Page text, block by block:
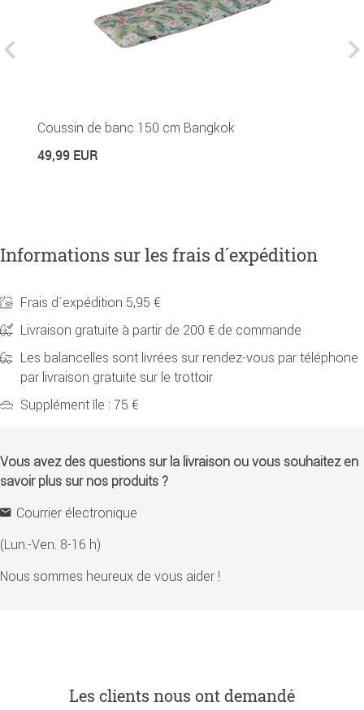
Coussin de banc 150 cm Bangkok
49,99 EUR
Informations sur les frais d´expédition
Frais d´expédition 5,95 €
Livraison gratuite à partir de 200 € de commande
Les balancelles sont livrées sur rendez-vous par téléphone
par livraison gratuite sur le trottoir
Supplément île : 75 €
Vous avez des questions sur la livraison ou vous souhaitez en
savoir plus sur nos produits ?
Courrier électronique
(Lun.-Ven. 8-16 h)
Nous sommes heureux de vous aider !
Les clients nous ont demandé